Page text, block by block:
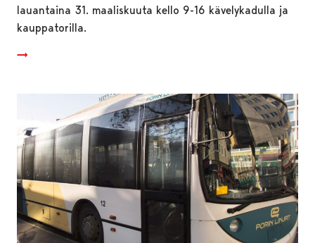
lauantaina 31. maaliskuuta kello 9-16 kävelykadulla ja
kauppatorilla.